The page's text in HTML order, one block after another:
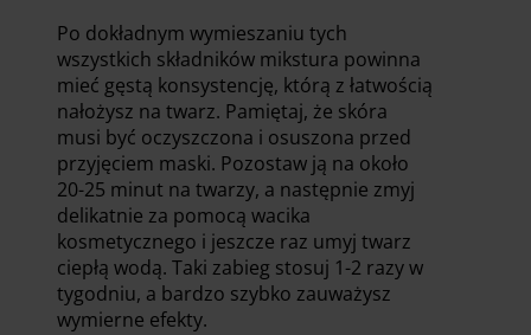
Po dokładnym wymieszaniu tych
wszystkich składników mikstura powinna
mieć gęstą konsystencję, którą z łatwością
nałożysz na twarz. Pamiętaj, że skóra
musi być oczyszczona i osuszona przed
przyjęciem maski. Pozostaw ją na około
20-25 minut na twarzy, a następnie zmyj
delikatnie za pomocą wacika
kosmetycznego i jeszcze raz umyj twarz
ciepłą wodą. Taki zabieg stosuj 1-2 razy w
tygodniu, a bardzo szybko zauważysz
wymierne efekty.